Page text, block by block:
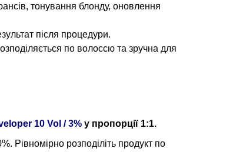
тонування блонду, оновлення
після процедури.
по волоссю та зручна для
10 Vol / 3% у пропорції 1:1.
Рівномірно розподіліть продукт по